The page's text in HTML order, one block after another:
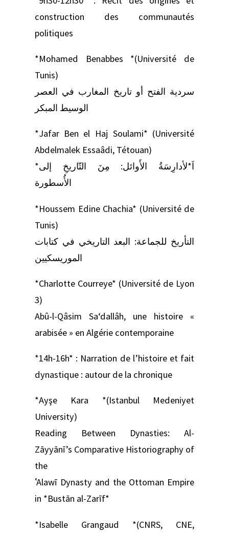
construction des communautés
politiques
*Mohamed Benabbes *(Université de
Tunis)
سردية الفتح أو تاريخ المغارب في العصر
الوسيط المبكر
*Jafar Ben el Haj Soulami* (Université
Abdelmalek Essaâdi, Tétouan)
*اَ*لأدارِسَةُ الأَوائل: مِنَ التّاريخِ إلى
الأُسطورة
*Houssem Edine Chachia* (Université de
Tunis)
التأريخ للجماعة: البعد التاريخي في كتابات
الموريسكيين
*Charlotte Courreye* (Université de Lyon
3)
Abû-l-Qâsim Sa‘dallâh, une histoire «
arabisée » en Algérie contemporaine
*14h-16h* : Narration de l’histoire et fait
dynastique : autour de la chronique
*Ayşe Kara *(Istanbul Medeniyet
University)
Reading Between Dynasties: Al-
Zāyyānī’s Comparative Historiography of
the
ʿAlawī Dynasty and the Ottoman Empire
in *Bustān al-Zarīf*
*Isabelle Grangaud *(CNRS, CNE,